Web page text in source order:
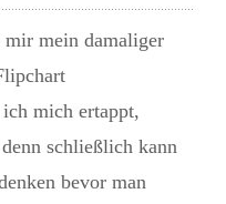
mein damaliger
mich ertappt,
schließlich kann
bevor man